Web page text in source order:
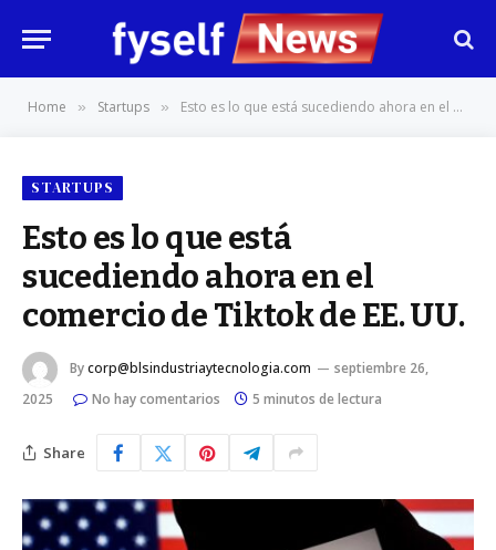
Home » Startups » Esto es lo que está sucediendo ahora en el comercio de Tiktok de EE. UU.
STARTUPS
Esto es lo que está
sucediendo ahora en el
comercio de Tiktok de EE. UU.
Bycorp@blsindustriaytecnologia.com
septiembre 26,
2025
No hay comentarios 5 minutos de lectura
Share